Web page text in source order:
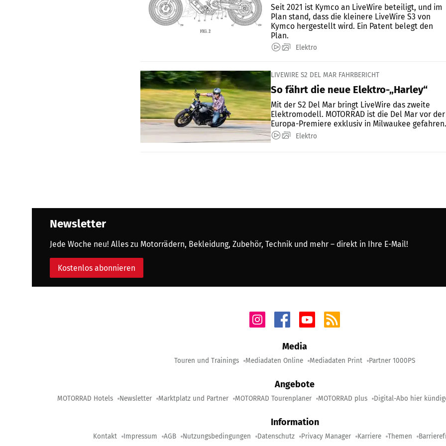
Seit 2021 ist Kymco an LiveWire beteiligt, und im
Plan stand, dass die kleinere LiveWire S3 von
Kymco hergestellt wird. Ein Patent belegt den
Plan.
Elektro
LIVEWIRE S2 DEL MAR FAHRBERICHT
So fährt die neue Elektro-„Harley“
Mit der S2 Del Mar bringt LiveWire das zweite
Elektromodell. MOTORRAD ist die Del Mar vor der
Europa-Premiere exklusiv in Milwaukee gefahren.
Elektro
Newsletter
Jede Woche neu! Alles zu Motorrädern, Bekleidung, Zubehör, Technik und mehr – direkt in Ihre E-Mail!
Kostenlos abonnieren
Media
Touren und Trainings Mediadaten Online Mediadaten Print Partner 1000PS
Angebote
MOTORRAD Hotels Newsletter Marktplatz und Partner MOTORRAD Tourenplaner MOTORRAD plus Digital-Abo hier
Information
Kontakt Impressum AGB Nutzungsbedingungen Datenschutz Privacy Manager Karriere Themen